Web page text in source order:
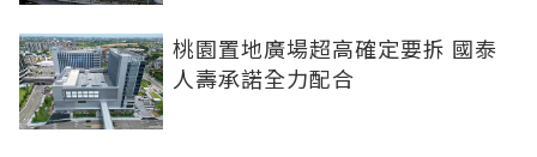
桃園置地廣場超高確定要拆 國泰
人壽承諾全力配合